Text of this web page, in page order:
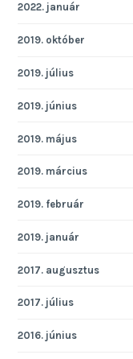
2022. január
2019. október
2019. július
2019. június
2019. május
2019. március
2019. február
2019. január
2017. augusztus
2017. július
2016. június